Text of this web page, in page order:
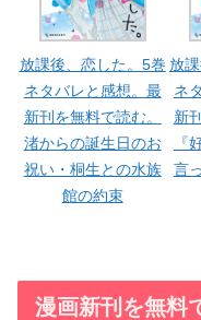
放課後、恋した。5巻
ネタバレと感想。最
新刊を無料で読む。
渚からの誕生日のお
祝い・桐生との水族
館の約束
放
ネ
新
『
言
漫画新刊を無料